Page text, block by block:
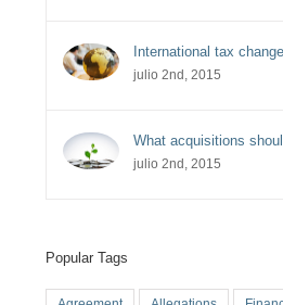
International tax
julio 2nd, 2015
What acquisitions
julio 2nd, 2015
Popular Tags